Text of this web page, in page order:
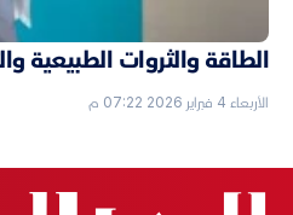
الطاقة والثروات الطبيعية
الأربعاء 4 فبراير 2026 07:22 م